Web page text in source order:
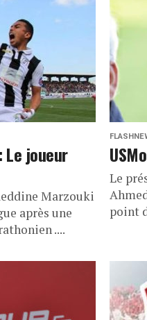
Le joueur
Marzouki
après une
....
Le
point